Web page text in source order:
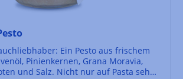
Ein Pesto aus frischem
Pinienkernen, Grana Moravia,
und Salz. Nicht nur auf Pasta sehr